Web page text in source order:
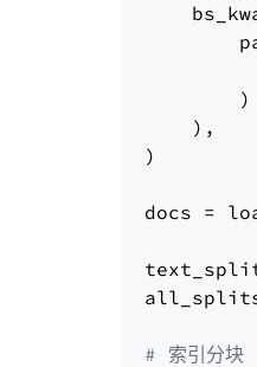
        )
    ),
)
docs =
# 索引分块